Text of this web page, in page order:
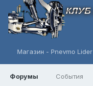
Магазин - Pnevmo Lider
Форумы События